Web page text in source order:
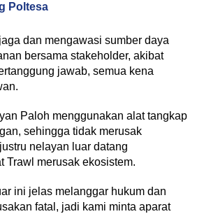
Poltesa
dan mengawasi sumber daya
bersama stakeholder, akibat
jawab, semua kena
Paloh menggunakan alat tangkap
sehingga tidak merusak
nelayan luar datang
Trawl merusak ekosistem.
ini jelas melanggar hukum dan
fatal, jadi kami minta aparat